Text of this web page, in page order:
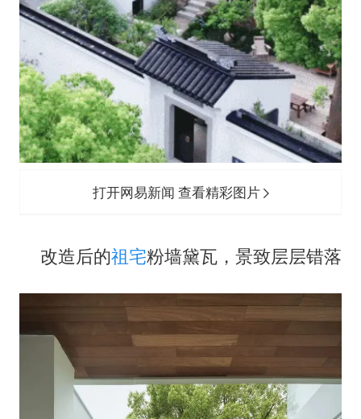
打开网易新闻 查看精彩图片
改造后的祖宅粉墙黛瓦，景致层层错落